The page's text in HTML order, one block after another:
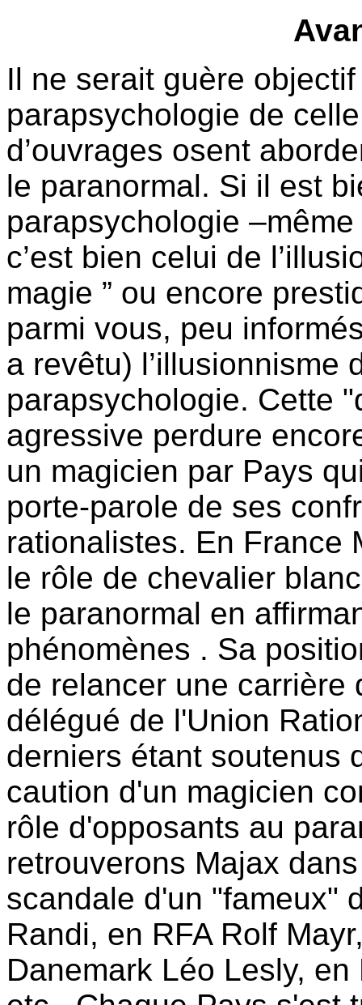
Il ne serait guère
parapsychologie de
d’ouvrages osent
le paranormal. Si il est
parapsychologie
c’est bien celui de
magie ” ou encore
parmi vous, peu
a revêtu) l’illusionnisme
parapsychologie. Cette
agressive perdure
un magicien par Pays
porte-parole de ses
rationalistes. En France
le rôle de chevalier
le paranormal en
phénomènes . Sa
de relancer une carrière
délégué de l'Union
derniers étant soutenus
caution d'un magicien
rôle d'opposants au
retrouverons Majax
scandale d'un "fameux"
Randi, en RFA Rolf
Danemark Léo Lesly,